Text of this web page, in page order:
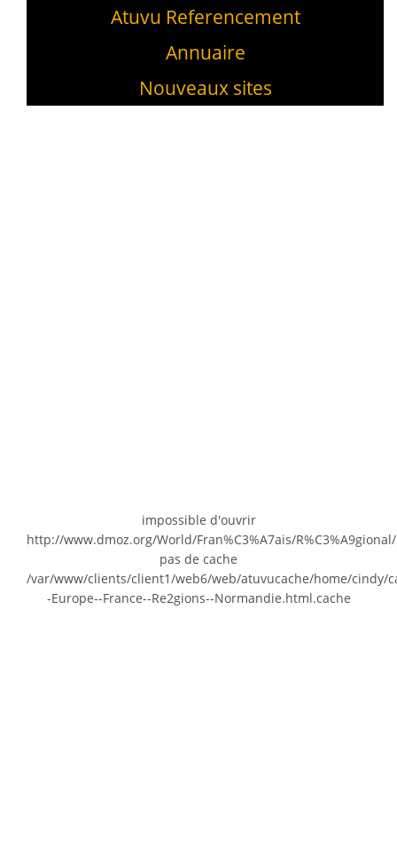
Atuvu Referencement
Annuaire
Nouveaux sites
impossible d'ouvrir
http://www.dmoz.org/World/Fran%C3%A7ais/
pas de cache
/var/www/clients/client1/web6/web/atuvucache/home/cindy/
-Europe--France--Re2gions--Normandie.html.cache